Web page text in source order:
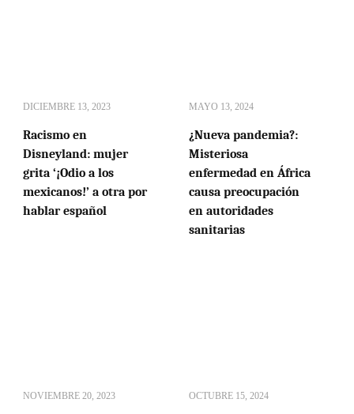
DICIEMBRE 13, 2023
Racismo en
Disneyland: mujer
grita ‘¡Odio a los
mexicanos!’ a otra por
hablar español
MAYO 13, 2024
¿Nueva pandemia?:
Misteriosa
enfermedad en África
causa preocupación
en autoridades
sanitarias
NOVIEMBRE 20, 2023 OCTUBRE 15, 2024